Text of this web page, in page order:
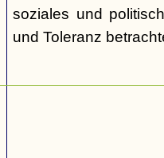
soziales und
und Toleranz